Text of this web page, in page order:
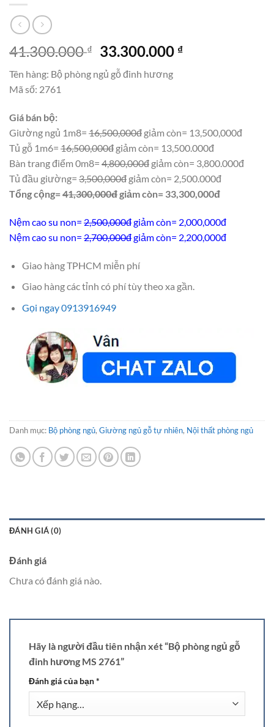
41.300.000₫
Giá
gốc
là:
33.300.000 ₫Giá
Tên hàng: Bộ phòng ngủ gỗ đinh hương
Mã số: 2761
Giá bán bộ:
Giường ngủ 1m8= 16,500,000đ giảm còn= 13,500,000đ
Tủ gỗ 1m6= 16,500,000đ giảm còn= 13,500.000đ
Bàn trang điểm 0m8= 4,800,000đ giảm còn= 3,800.000đ
Tủ đầu giường= 3,500,000đ giảm còn= 2,500.000đ
Tổng cộng=41,300,000đgiảm còn= 33,300,000đ
Nệm cao su non= 2,500,000đgiảm còn= 2,000,000đ
Nệm cao su non= 2,700,000đgiảm còn= 2,200,000đ
Giao hàng TPHCM miễn phí
Giao hàng các tỉnh có phí tùy theo xa gần.
Gọi ngay 0913916949
Danh mục: Bộ phòng ngủ, Giường ngủ gỗ tự nhiên, Nội thất phòng ngủ
ĐÁNH GIÁ (0)
Đánh giá
Chưa có đánh giá nào.
Hãy là người đầu tiên nhận xét “Bộ phòng ngủ gỗ
đinh hương MS 2761”
Đánh giá của bạn*